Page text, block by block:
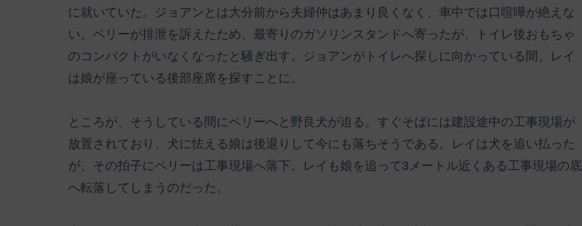
に就いていた。ジョアンとは大分前から夫婦仲はあまり良くなく、車中では口喧嘩が絶えな
い。ペリーが排泄を訴えたため、最寄りのガソリンスタンドへ寄ったが、トイレ後おもちゃ
のコンパクトがいなくなったと騒ぎ出す。ジョアンがトイレへ探しに向かっている間、レイ
は娘が座っている後部座席を探すことに。
ところが、そうしている間にペリーへと野良犬が迫る。すぐそばには建設途中の工事現場が
放置されており、犬に怯える娘は後退りして今にも落ちそうである。レイは犬を追い払った
が、その拍子にペリーは工事現場へ落下。レイも娘を追って3メートル近くある工事現場の底
へ転落してしまうのだった。